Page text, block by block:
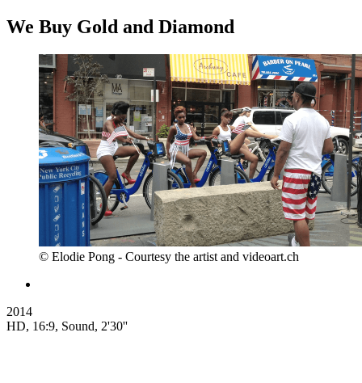
We Buy Gold and Diamond
© Elodie Pong - Courtesy the artist and videoart.ch
2014
HD, 16:9, Sound, 2'30''